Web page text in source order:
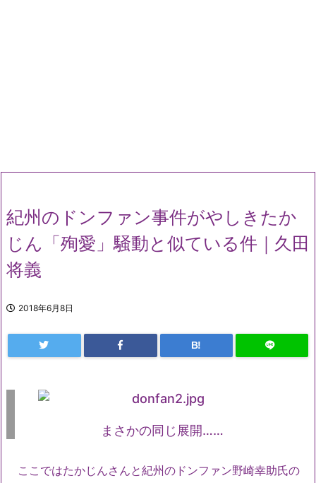
紀州のドンファン事件がやしきたか
じん「殉愛」騒動と似ている件｜久田
将義
2018年6月8日
B!
まさかの同じ展開……
ここではたかじんさんと紀州のドンファン野崎幸助氏の